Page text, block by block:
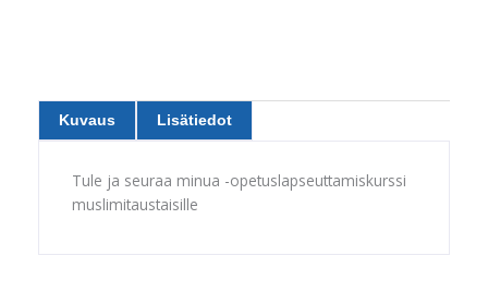
Kuvaus Lisätiedot
Tule ja seuraa minua -opetuslapseuttamiskurssi
muslimitaustaisille